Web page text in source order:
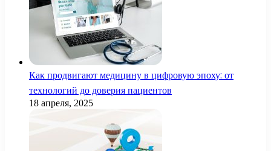
Как продвигают медицину в цифровую эпоху: от
технологий до доверия пациентов
18 апреля, 2025